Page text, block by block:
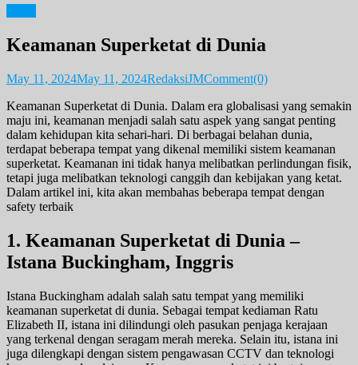
Keamanan Superketat di Dunia
May 11, 2024May 11, 2024RedaksiJMComment(0)
Keamanan Superketat di Dunia. Dalam era globalisasi yang semakin
maju ini, keamanan menjadi salah satu aspek yang sangat penting
dalam kehidupan kita sehari-hari. Di berbagai belahan dunia,
terdapat beberapa tempat yang dikenal memiliki sistem keamanan
superketat. Keamanan ini tidak hanya melibatkan perlindungan fisik,
tetapi juga melibatkan teknologi canggih dan kebijakan yang ketat.
Dalam artikel ini, kita akan membahas beberapa tempat dengan
safety terbaik
1. Keamanan Superketat di Dunia –
Istana Buckingham, Inggris
Istana Buckingham adalah salah satu tempat yang memiliki
keamanan superketat di dunia. Sebagai tempat kediaman Ratu
Elizabeth II, istana ini dilindungi oleh pasukan penjaga kerajaan
yang terkenal dengan seragam merah mereka. Selain itu, istana ini
juga dilengkapi dengan sistem pengawasan CCTV dan teknologi